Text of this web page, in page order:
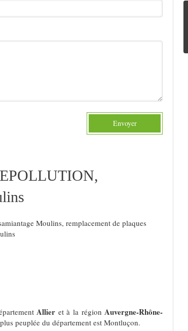
Envoyer
Moulins,remplacement de plaques
Allier et à la régionAuvergne-Rhône-
peuplée du département est Montluçon.